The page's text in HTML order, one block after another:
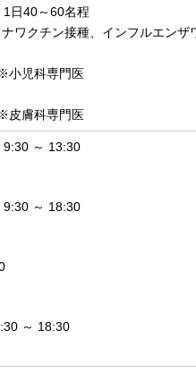
日40～60名程
ナワクチン接種、インフルエ
小児科専門医
皮膚科専門医
～ 13:30
～ 18:30
～ 18:30